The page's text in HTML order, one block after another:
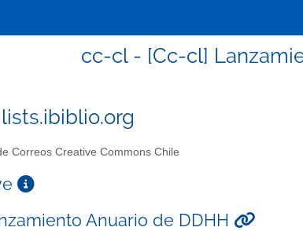
cc-cl - [Cc-cl]
Correos Creative Commons Chile
Anuario de DDHH